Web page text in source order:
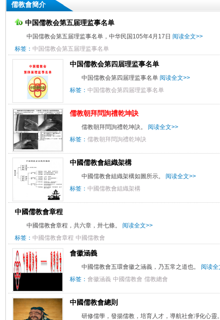
儒教會簡介
中国儒教会第五届理监事名单
中国儒教会第五届理监事名单，中华民国105年4月17日 阅读全文>>
标签： 中国儒教会第五届理监事名单
中国儒教会第四届理监事名单
中国儒教会第四届理监事名单 阅读全文>>
标签： 中国儒教会第四届理监事名单
儒教朝拜問詢禮乾坤訣
儒教朝拜問詢禮乾坤訣。 阅读全文>>
标签： 儒教朝拜問詢禮乾坤訣
中國儒教會組織架構
中國儒教會組織架構如圖所示。 阅读全文>>
标签： 中國儒教會組織架構
中國儒教會章程
中國儒教會章程，共六章，卅七條。 阅读全文>>
标签： 中國儒教會章程 中國儒教會
會徽涵義
中國儒教會五環會徽之涵義，乃五常之道也。 阅读全
标签： 會徽涵義 中國儒教會 儒教總會
中國儒教會總則
研修儒學，發揚儒教，培育人才，導航社會凈化心